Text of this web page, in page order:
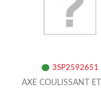
3SP2592651
AXE COULISSANT